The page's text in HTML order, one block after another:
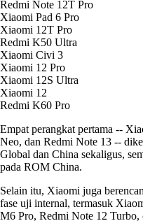
Redmi Note 12T Pro
Xiaomi Pad 6 Pro
Xiaomi 12T Pro
Redmi K50 Ultra
Xiaomi Civi 3
Xiaomi 12 Pro
Xiaomi 12S Ultra
Xiaomi 12
Redmi K60 Pro
Empat perangkat pertama --
Neo, dan Redmi Note 13 --
Global dan China sekaligus,
pada ROM China.
Selain itu, Xiaomi juga
fase uji internal, termasuk
M6 Pro, Redmi Note 12 Turbo,